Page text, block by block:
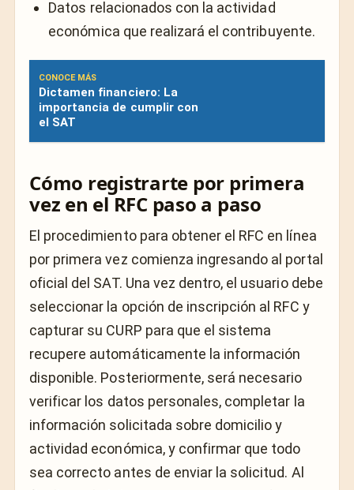
Datos relacionados con la actividad
económica que realizará el contribuyente.
CONOCE MÁS
Dictamen financiero: La
importancia de cumplir con
el SAT
Cómo registrarte por primera
vez en el RFC paso a paso
El procedimiento para obtener el RFC en línea
por primera vez comienza ingresando al portal
oficial del SAT. Una vez dentro, el usuario debe
seleccionar la opción de inscripción al RFC y
capturar su CURP para que el sistema
recupere automáticamente la información
disponible. Posteriormente, será necesario
verificar los datos personales, completar la
información solicitada sobre domicilio y
actividad económica, y confirmar que todo
sea correcto antes de enviar la solicitud. Al